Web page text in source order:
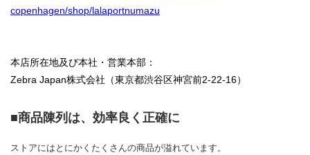
copenhagen/shop/lalaportnumazu
本店所在地及び本社・営業本部：
Zebra Japan株式会社（東京都渋谷区神宮前2-22-16）
■商品陳列は、効率良く正確に
ストアにはとにかくたくさんの商品が溢れています。